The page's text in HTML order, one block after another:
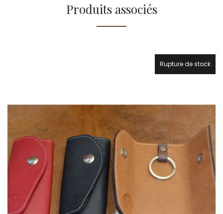
Produits associés
Rupture de stock